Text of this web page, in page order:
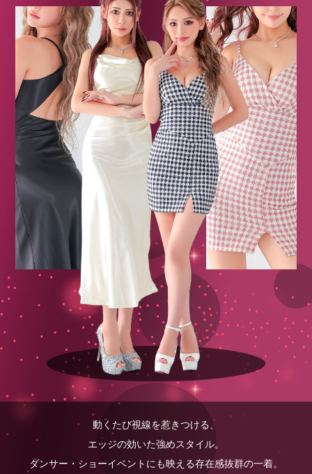
動くたび視線を惹きつける、
エッジの効いた強めスタイル。
ダンサー・ショーイベントにも映える存在感抜群の一着。